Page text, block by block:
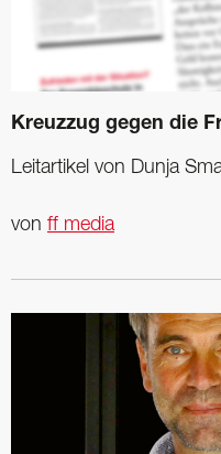
Kreuzzug gegen die
Leitartikel von Dunja
von ff media